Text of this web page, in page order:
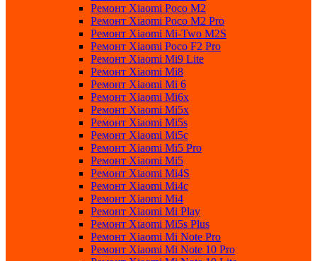
Ремонт Xiaomi Poco M2
Ремонт Xiaomi Poco M2 Pro
Ремонт Xiaomi Mi-Two M2S
Ремонт Xiaomi Poco F2 Pro
Ремонт Xiaomi Mi9 Lite
Ремонт Xiaomi Mi8
Ремонт Xiaomi Mi 6
Ремонт Xiaomi Mi6x
Ремонт Xiaomi Mi5x
Ремонт Xiaomi Mi5s
Ремонт Xiaomi Mi5c
Ремонт Xiaomi Mi5 Pro
Ремонт Xiaomi Mi5
Ремонт Xiaomi Mi4S
Ремонт Xiaomi Mi4c
Ремонт Xiaomi Mi4
Ремонт Xiaomi Mi Play
Ремонт Xiaomi Mi5s Plus
Ремонт Xiaomi Mi Note Pro
Ремонт Xiaomi Mi Note 10 Pro